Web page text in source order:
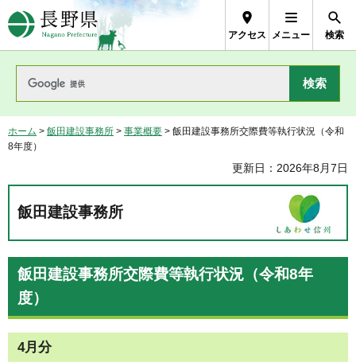
長野県Nagano Prefecture
アクセス メニュー 検索
ホーム > 飯田建設事務所 > 事業概要 > 飯田建設事務所交際費等執行状況（令和
8年度）
更新日：2026年8月7日
飯田建設事務所
飯田建設事務所交際費等執行状況（令和8年
度）
4月分